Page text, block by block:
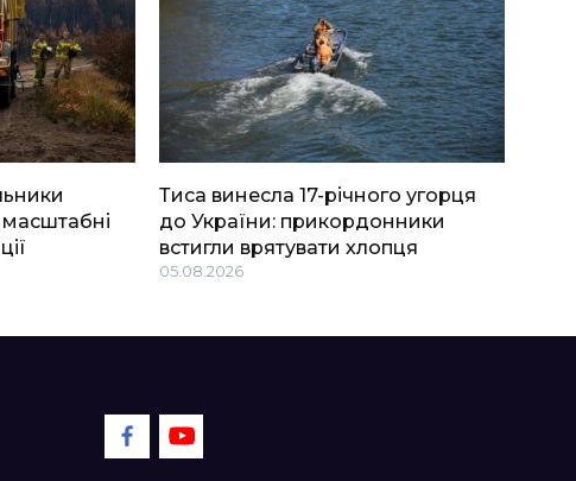
Тиса винесла 17-річного угорця
до України: прикордонники
встигли врятувати хлопця
05.08.2026